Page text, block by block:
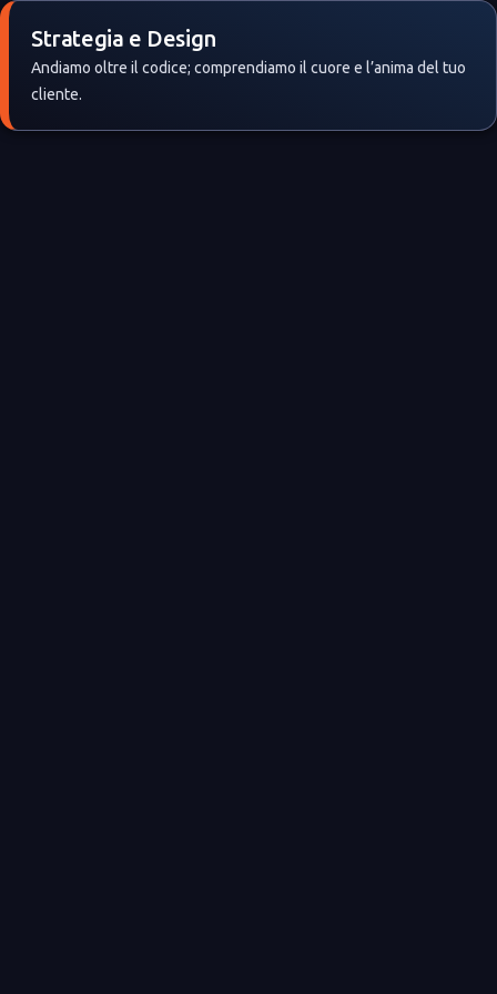
Strategia e Design
Andiamo oltre il codice; comprendiamo il cuore e l’anima del tuo
cliente.